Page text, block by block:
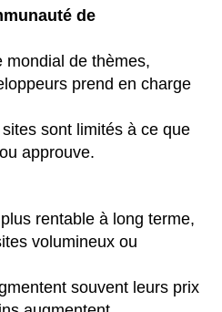
de
mondial de thèmes,
prend en charge
sont limités à ce que
approuve.
rentable à long terme,
volumineux ou
souvent leurs prix